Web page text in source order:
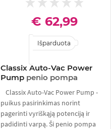
Classix Auto-Vac Power
Pump penio pompa
€ 62,99
Išparduota
Classix Auto-Vac Power Pump -
puikus pasirinkimas norint
pagerinti vyriškąją potenciją ir
padidinti varpą. Ši penio pompa